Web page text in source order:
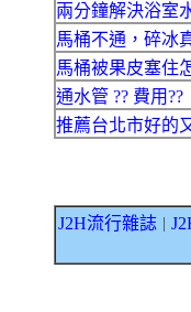
兩分鐘解決浴室
馬桶不通，碎冰
馬桶被果皮塞住
通水管 ?? 費用??
推薦台北市好的
J2H流行雜誌